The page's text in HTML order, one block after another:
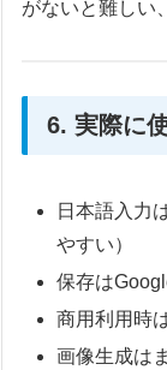
がないと難しい
6. 実際に
日本語入力
やすい）
保存は
商用利用時
画像生成は